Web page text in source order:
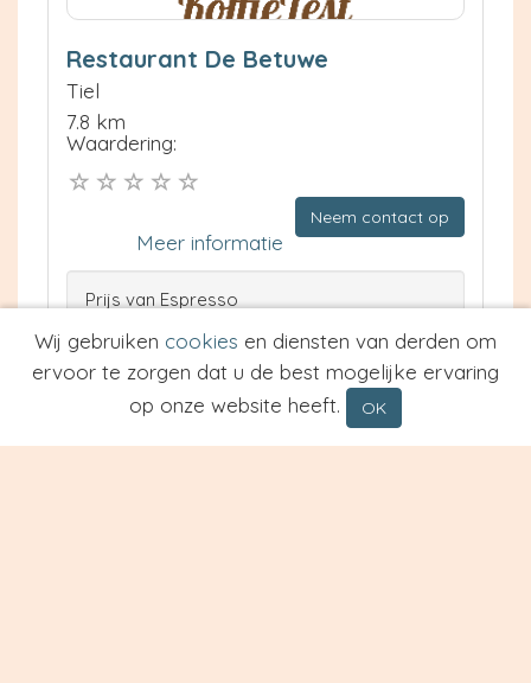
Restaurant De Betuwe
Tiel
7.8 km
Waardering:
Neem contact op
Meer informatie
Prijs van Espresso
Prijs van Cappuccino
Type
Wij gebruiken cookies en diensten van derden om
ervoor te zorgen dat u de best mogelijke ervaring
op onze website heeft.
OK